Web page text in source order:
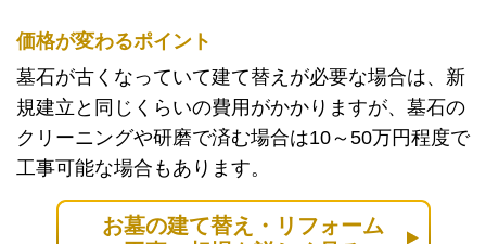
価格が変わるポイント
墓石が古くなっていて建て替えが必要な場合は、新
規建立と同じくらいの費用がかかりますが、墓石の
クリーニングや研磨で済む場合は10～50万円程度で
工事可能な場合もあります。
お墓の建て替え・リフォーム